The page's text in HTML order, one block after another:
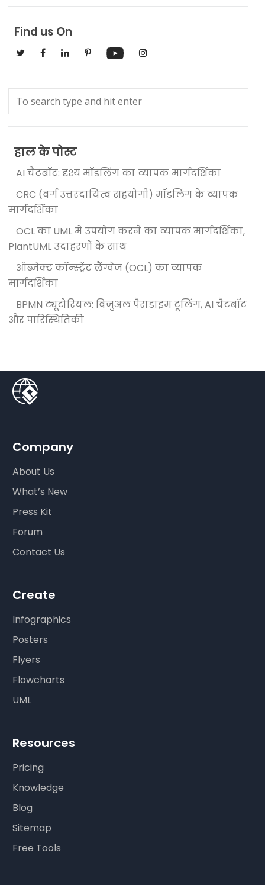
Find us On
हाल के पोस्ट
AI चैटबॉट: दृश्य मॉडलिंग का व्यापक मार्गदर्शिका
CRC (वर्ग उत्तरदायित्व सहयोगी) मॉडलिंग के व्यापक
मार्गदर्शिका
OCL का UML में उपयोग करने का व्यापक मार्गदर्शिका,
PlantUML उदाहरणों के साथ
ऑब्जेक्ट कॉन्स्ट्रेंट लैंग्वेज (OCL) का व्यापक
मार्गदर्शिका
BPMN ट्यूटोरियल: विजुअल पैराडाइम टूलिंग, AI चैटबॉट
और पारिस्थितिकी
Company
About Us
What’s New
Press Kit
Forum
Contact Us
Create
Infographics
Posters
Flyers
Flowcharts
UML
Resources
Pricing
Knowledge
Blog
Sitemap
Free Tools